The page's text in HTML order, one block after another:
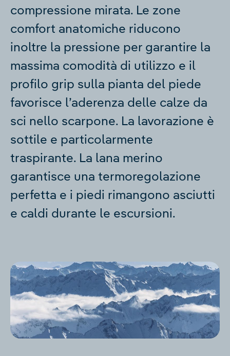
compressione mirata. Le zone
comfort anatomiche riducono
inoltre la pressione per garantire la
massima comodità di utilizzo e il
profilo grip sulla pianta del piede
favorisce l’aderenza delle calze da
sci nello scarpone. La lavorazione è
sottile e particolarmente
traspirante. La lana merino
garantisce una termoregolazione
perfetta e i piedi rimangono asciutti
e caldi durante le escursioni.